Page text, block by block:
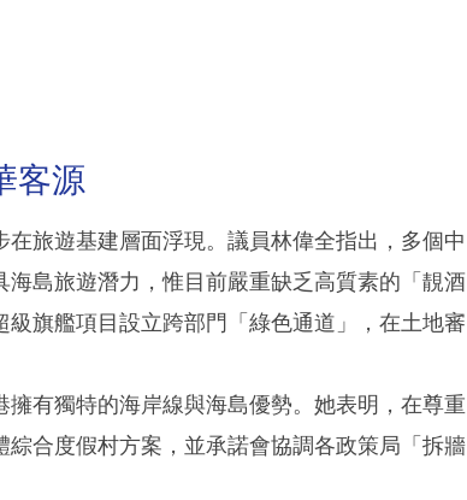
客源
旅遊基建層面浮現。議員林偉全指出，多個中
島旅遊潛力，惟目前嚴重缺乏高質素的「靚酒
旗艦項目設立跨部門「綠色通道」，在土地審
有獨特的海岸線與海島優勢。她表明，在尊重
合度假村方案，並承諾會協調各政策局「拆牆